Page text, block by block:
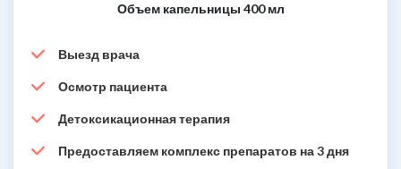
Объем капельницы 400 мл
Выезд врача
Осмотр пациента
Детоксикационная терапия
Предоставляем комплекс препаратов на 3 дня